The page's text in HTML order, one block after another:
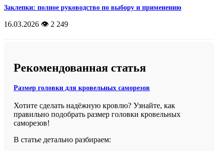
Заклепки: полное руководство по выбору и применению
16.03.2026 👁️ 2 249
Рекомендованная статья
Размер головки для кровельных саморезов
Хотите сделать надёжную кровлю? Узнайте, как
правильно подобрать размер головки кровельных
саморезов!
В статье детально разбираем: